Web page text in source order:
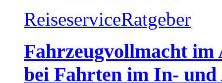
ReiseserviceRatgeber
Fahrzeugvollmacht
bei Fahrten im In-